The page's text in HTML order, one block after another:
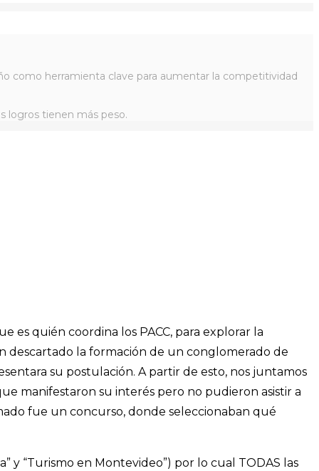
como herramienta clave para aumentar la competitividad
logros tienen más peso.
es quién coordina los PACC, para explorar la
descartado la formación de un conglomerado de
su postulación. A partir de esto, nos juntamos
manifestaron su interés pero no pudieron asistir a
fue un concurso, donde seleccionaban qué
“Turismo en Montevideo”) por lo cual TODAS las